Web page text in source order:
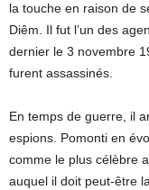
la touche en raison de
Diêm. Il fut l’un des
dernier le 3 novembre
furent assassinés.
En temps de guerre, il
espions. Pomonti en
comme le plus célèbre
auquel il doit peut-être